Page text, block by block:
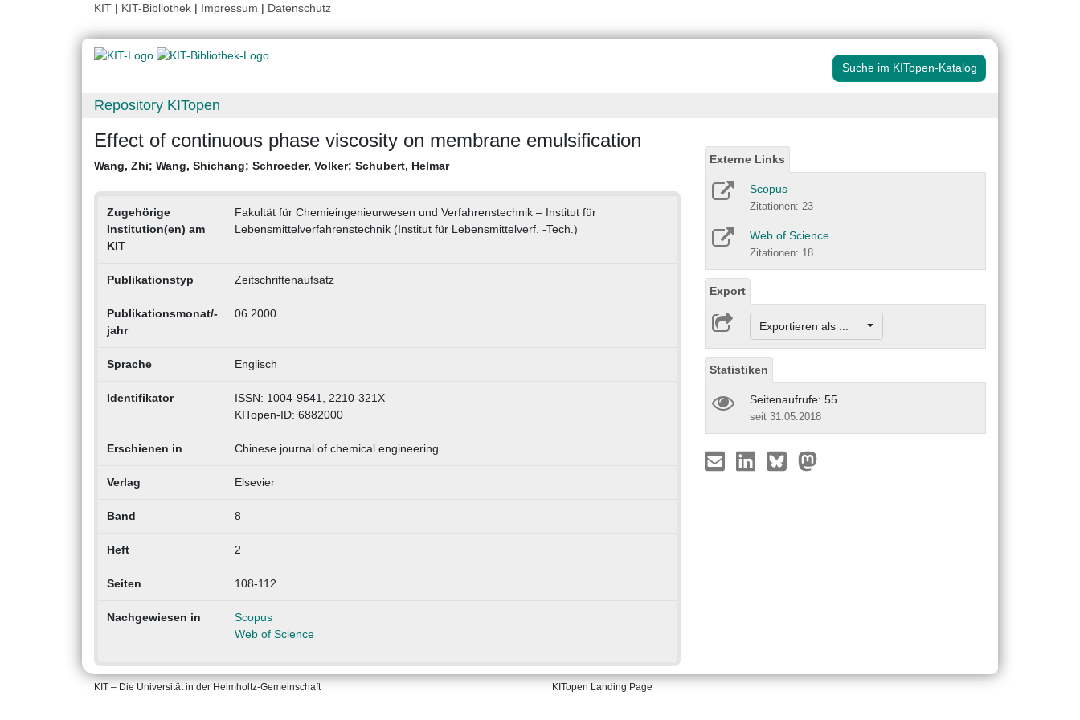
KIT | KIT-Bibliothek | Impressum | Datenschutz
Suche im KITopen-Katalog
Repository KITopen
Effect of continuous phase viscosity on membrane emulsification
Wang, Zhi; Wang, Shichang; Schroeder, Volker; Schubert, Helmar
Zugehörige
Institution(en) am
KIT
Fakultät für Chemieingenieurwesen und Verfahrenstechnik – Institut für
Lebensmittelverfahrenstechnik (Institut für Lebensmittelverf. -Tech.)
Publikationstyp Zeitschriftenaufsatz
Publikationsmonat/-
jahr
06.2000
Sprache Englisch
Identifikator
ISSN: 1004-9541, 2210-321X
KITopen-ID: 6882000
Erschienen in Chinese journal of chemical engineering
Verlag Elsevier
Band 8
Heft 2
Seiten 108-112
Nachgewiesen in
Scopus
Web of Science
Externe Links
Scopus
Zitationen: 23
Web of Science
Zitationen: 18
Export
Exportieren als ...
Statistiken
Seitenaufrufe: 55
seit 31.05.2018
KIT – Die Universität in der Helmholtz-Gemeinschaft KITopen Landing Page